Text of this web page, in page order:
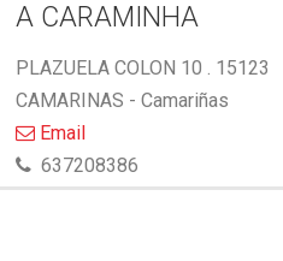
A CARAMINHA
PLAZUELA COLON 10 . 15123
CAMARINAS - Camariñas
Email
637208386